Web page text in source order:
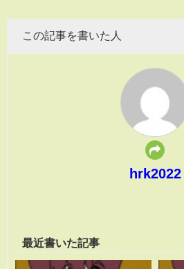
この記事を書いた人
hrk2022
最近書いた記事